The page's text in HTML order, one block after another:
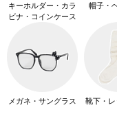
キーホルダー・カラ
ビナ・コインケース
帽子・
メガネ・サングラス 靴下・